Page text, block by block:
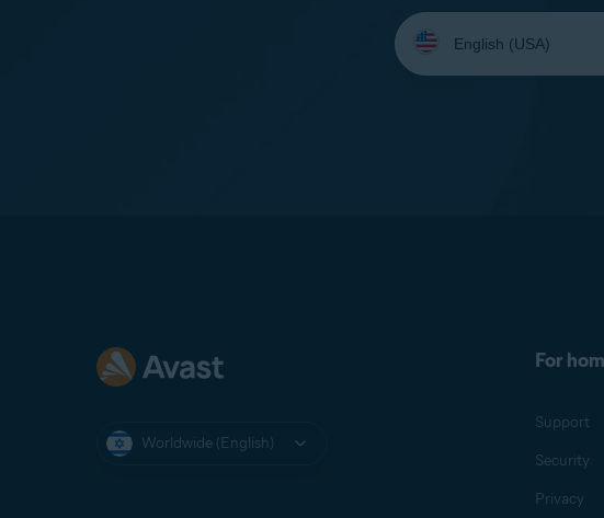
Select
your
language:
Worldwide (English)
For
Support
Security
Privacy